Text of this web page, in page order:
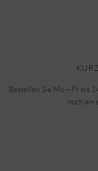
Bestellen Sie Mo – Fr bis
noch am